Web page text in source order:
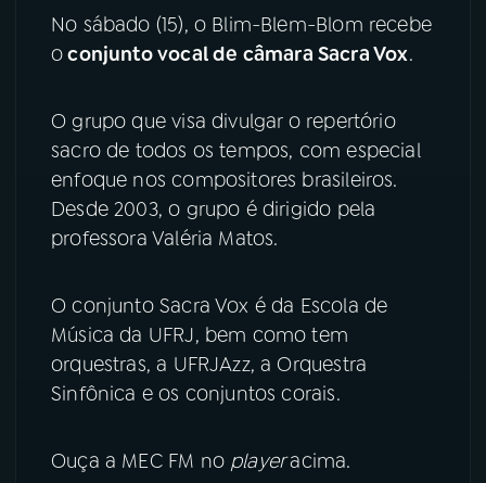
VIDEOCASTS
08PRÊMIO RÁDIO MEC
ACOMPANHE A RÁDIO MEC
Instagram X
TikTok
No sábado (15), o Blim-Blem-Blom recebe
oconjunto vocal de câmara Sacra Vox.
O grupo que visa divulgar o repertório
sacro de todos os tempos, com especial
enfoque nos compositores brasileiros.
Desde 2003, o grupo é dirigido pela
professora Valéria Matos.
O conjunto Sacra Vox é da Escola de
Música da UFRJ, bem como tem
orquestras, a UFRJAzz, a Orquestra
Sinfônica e os conjuntos corais.
Ouça a MEC FM noplayeracima.